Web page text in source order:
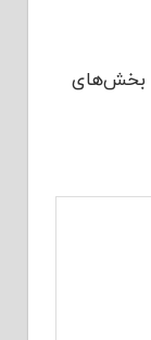
بخش‌های